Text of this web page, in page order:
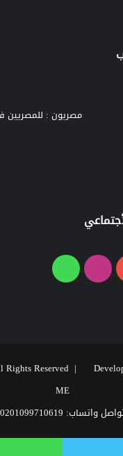
مصريون : للمصريين
يوتيوبانستقرامواتساب
ME
واتساب: 00201099710619